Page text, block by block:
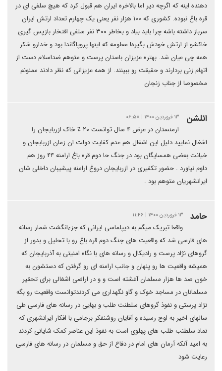
دهنده اینه که اگرچه دیر اما بالاخره ایران هم قبول کرد که هیچ سلفی ای در
قره باغ نبوده. کشوری که ۱۰۰ هزار نفر یعنی یک چهارم تعداد ارتش ایران
سرباز داشته باشه چرا باید بیاد و بخاطر ۳۰۰ نفر سلفی افتخار بازپس گیری
خاکشو از ارتش خودش بگیره! معلومه که اینها پروپاگاندا بود و خدارو شکر
همه چی عیان شد. بهتره عزیزان باستان پرست و متوهم ضداسلام دست از
اتهام زنی بردارند و حقیقت رو ببینند. از همه عزیزانی که نظر دادند ممنونم
مخصوصا از جناب زنجان
ائلشن ۱۳ فروردین ۱۴۰۰ | ۰۶:۵۸
ارمنستان در عرض ۴ سال توانست ۲۰ ٪ خاک ازربایجان را
اشغال نمایید دلیل این اشغال هم عدم کفایت دولت ان زمان ازربابجان و
خیانت بعضی همسایگان بود در جنگ حا دوم قره باغ ارامنه ۴۴ روز هم
داوم نیاورد . حضور تکفیری در ازربایجان دروغ ارامنه پیشیبان داخلی شان
ایرانشهریان متوهم بود .
حامد ۱۳ فروردین ۱۴۰۰ | ۱۱:۴۶
واقعا تبریک میگم به دیپلماسی ایرانی که جزءانگشت شمار رسانه
های فارسی شد که واقعیت های جنگ دوم قره باغ رو با تحلیل و بدور از
گروهای نژاد پرست و رادیکال و رسانه های با نگاه امنیتی به آذربایجان که
همیشه واقعیت ها رو پنهان و جانب ارامنه ای رو گرفتن که دستشون به
خون صد ها هزار مسلمان آغشته است و و در اراضی اشغالی برای تحقیر
مسلمانان در مساجد خوک و گاو نگهداری می کردندتوانست واقعیت رو بگه
نژاد پرستی و نفوذ گروهای سلطنت طلب و بهایی در رسانه های فارسی طی
سالهای اخیر به اوج رسیده و آقایان روشنفکر برجامی با افکار ایرانشهری که
نماد سلطنب طلب های پهلوی است به نفوذ این عناصر کمک شایانی کردند
به امید آنکه آرمان های امام در دفاع از حق و مسلمان در رسانه های فارسی
رعایت شود